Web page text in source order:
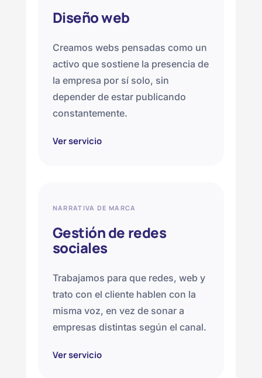
Diseño web
Creamos webs pensadas como un
activo que sostiene la presencia de
la empresa por sí solo, sin
depender de estar publicando
constantemente.
Ver servicio
NARRATIVA DE MARCA
Gestión de redes
sociales
Trabajamos para que redes, web y
trato con el cliente hablen con la
misma voz, en vez de sonar a
empresas distintas según el canal.
Ver servicio